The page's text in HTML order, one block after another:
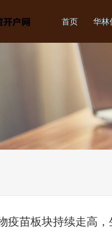
首页 华林
疫苗板块持续走高